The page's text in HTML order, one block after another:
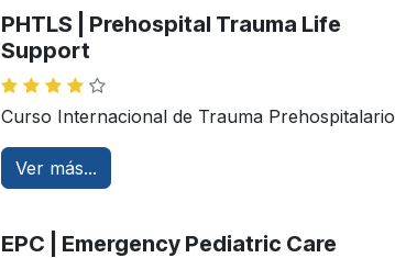
PHTLS | Prehospital Trauma Life
Support
Curso Internacional de Trauma Prehospitalario
Ver más...
EPC | Emergency Pediatric Care